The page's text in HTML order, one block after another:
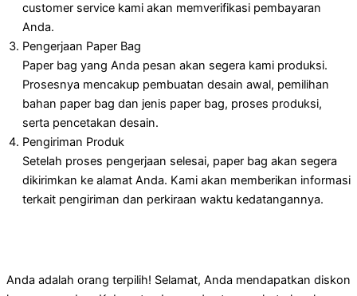
customer service kami akan memverifikasi pembayaran
Anda.
Pengerjaan Paper Bag
Paper bag yang Anda pesan akan segera kami produksi.
Prosesnya mencakup pembuatan desain awal, pemilihan
bahan paper bag dan jenis paper bag, proses produksi,
serta pencetakan desain.
Pengiriman Produk
Setelah proses pengerjaan selesai, paper bag akan segera
dikirimkan ke alamat Anda. Kami akan memberikan informasi
terkait pengiriman dan perkiraan waktu kedatangannya.
Anda adalah orang terpilih! Selamat, Anda mendapatkan diskon